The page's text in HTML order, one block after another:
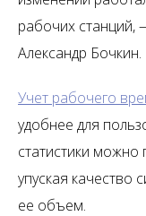
рабочих станций,
Александр Бочкин.
Учет рабочего
удобнее для
статистики можно
упуская качество
ее объем.